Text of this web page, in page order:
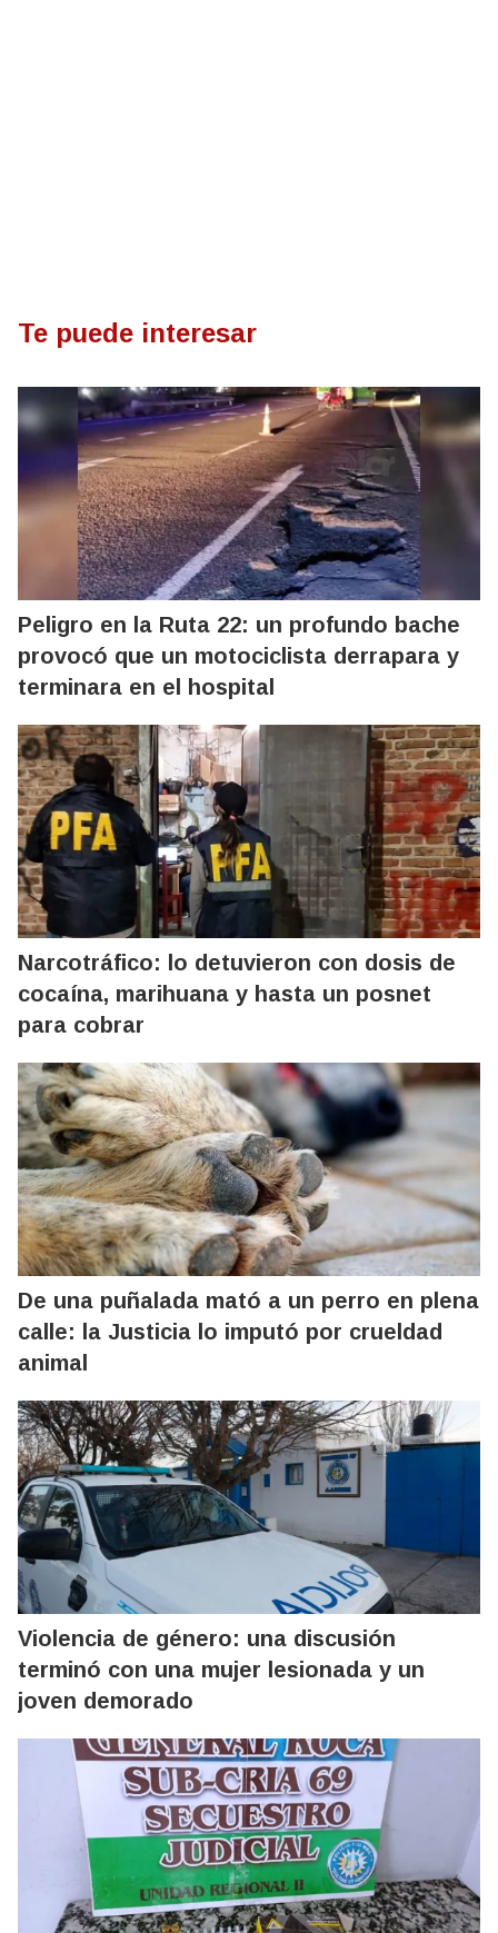
Te puede interesar
Peligro en la Ruta 22: un profundo bache
provocó que un motociclista derrapara y
terminara en el hospital
Narcotráfico: lo detuvieron con dosis de
cocaína, marihuana y hasta un posnet
para cobrar
De una puñalada mató a un perro en plena
calle: la Justicia lo imputó por crueldad
animal
Violencia de género: una discusión
terminó con una mujer lesionada y un
joven demorado